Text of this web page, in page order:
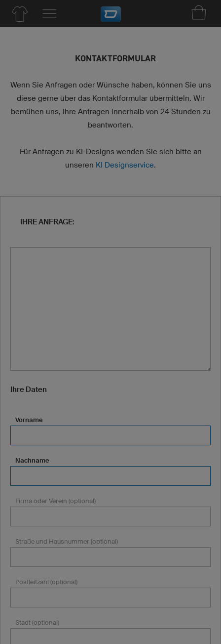
KONTAKTFORMULAR
Wenn Sie Anfragen oder Wünsche haben, können Sie uns
diese gerne über das Kontaktformular übermitteln. Wir
bemühen uns, Ihre Anfragen innerhalb von 24 Stunden zu
beantworten.
Für Anfragen zu KI-Designs wenden Sie sich bitte an
unseren KI Designservice.
IHRE ANFRAGE:
Ihre Daten
Vorname
Nachname
Firma oder Verein (optional)
Straße und Hausnummer (optional)
Postleitzahl (optional)
Stadt (optional)